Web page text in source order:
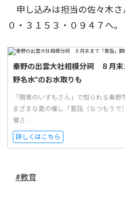
申し込みは担当の佐々木さ
０・３１５３・０９４７へ。
秦野の出雲大社相模分祠 ８月
野名水”のお水取りも
「関東のいずもさん」で知られる秦
まざまな夏の催し「夏詣（なつもうで
催さ...
詳しくはこちら
#教育